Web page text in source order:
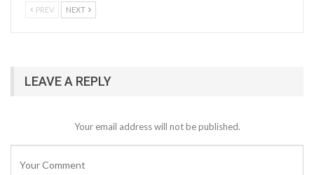
PREV NEXT
LEAVE A REPLY
Your email address will not be published.